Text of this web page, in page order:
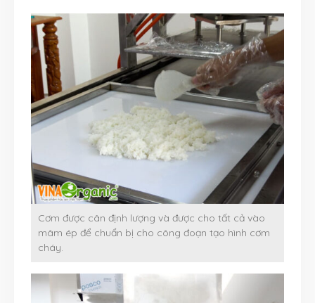
Cơm được cân định lượng và được cho tất cả vào
mâm ép để chuẩn bị cho công đoạn tạo hình cơm
cháy.